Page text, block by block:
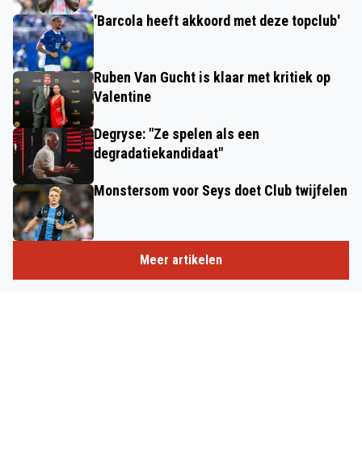
'Barcola heeft akkoord met deze topclub'
Ruben Van Gucht is klaar met kritiek op
Valentine
Degryse: "Ze spelen als een
degradatiekandidaat"
Monstersom voor Seys doet Club twijfelen
Meer artikelen